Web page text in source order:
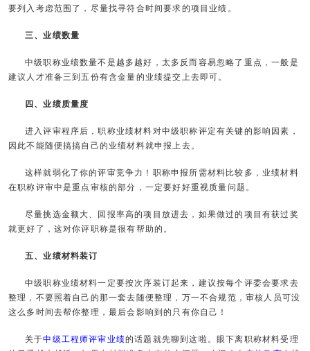
要列入考虑范围了，尽量找寻符合时间要求的项目业绩。
三、业绩数量
中级职称业绩数量不是越多越好，太多反而容易忽略了重点，一般是
建议人才准备三到五份有含金量的业绩提交上去即可。
四、业绩质量度
进入评审程序后，职称业绩材料对中级职称评定有关键的影响因素，
因此不能随便搞搞自己的业绩材料就申报上去。
这样就弱化了你的评审竞争力！职称申报所需材料比较多，业绩材料
在职称评审中是重点审核的部分，一定要好好重视质量问题。
尽量挑选金额大、回报率高的项目放进去，如果做过的项目有获过奖
就更好了，这对你评职称是很有帮助的。
五、业绩材料装订
中级职称业绩材料一定要按次序装订起来，建议按每个评委会要求去
整理，不要照着自己的那一套去随便整理，万一不合规范，审核人员可没
这么多时间去帮你整理，最后会影响到的只有你自己！
关于中级工程师评审业绩的话题就先聊到这啦。眼下离职称材料受理